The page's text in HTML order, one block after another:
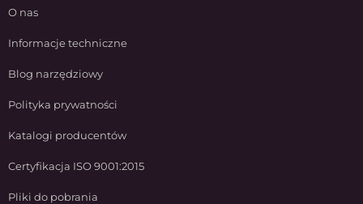
O nas
Informacje techniczne
Blog narzędziowy
Polityka prywatności
Katalogi producentów
Certyfikacja ISO 9001:2015
Pliki do pobrania